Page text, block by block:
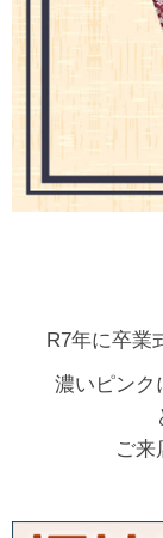
R7年に卒業
濃いピンク
ご来